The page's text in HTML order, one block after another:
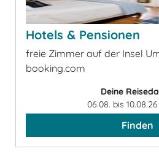
Hotels & Pensionen
freie Zimmer auf der Insel
booking.com
Deine
06.08. bis 10.08.26
Finden